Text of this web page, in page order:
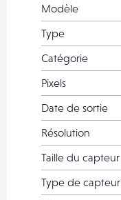
Modèle
Type
Catégorie
Pixels
Date de sortie
Résolution
Taille du capteur
Type de capteur